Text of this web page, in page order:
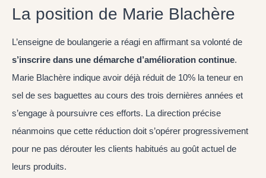
La position de Marie Blachère
L’enseigne de boulangerie a réagi en affirmant sa volonté de
s’inscrire dans une démarche d’amélioration continue.
Marie Blachère indique avoir déjà réduit de 10% la teneur en
sel de ses baguettes au cours des trois dernières années et
s’engage à poursuivre ces efforts. La direction précise
néanmoins que cette réduction doit s’opérer progressivement
pour ne pas dérouter les clients habitués au goût actuel de
leurs produits.